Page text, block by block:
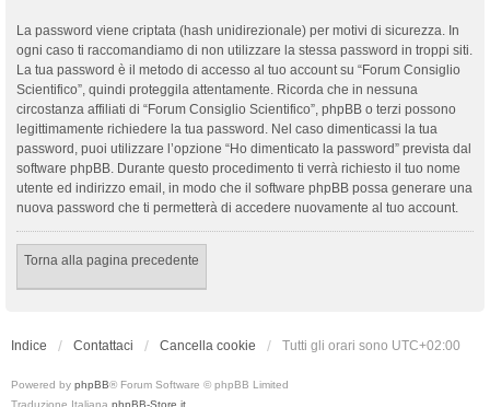
La password viene criptata (hash unidirezionale) per motivi di sicurezza. In
ogni caso ti raccomandiamo di non utilizzare la stessa password in troppi siti.
La tua password è il metodo di accesso al tuo account su “Forum Consiglio
Scientifico”, quindi proteggila attentamente. Ricorda che in nessuna
circostanza affiliati di “Forum Consiglio Scientifico”, phpBB o terzi possono
legittimamente richiedere la tua password. Nel caso dimenticassi la tua
password, puoi utilizzare l’opzione “Ho dimenticato la password” prevista dal
software phpBB. Durante questo procedimento ti verrà richiesto il tuo nome
utente ed indirizzo email, in modo che il software phpBB possa generare una
nuova password che ti permetterà di accedere nuovamente al tuo account.
Torna alla pagina precedente
Indice Contattaci Cancella cookie Tutti gli orari sono UTC+02:00
Powered by phpBB® Forum Software © phpBB Limited
Traduzione Italiana phpBB-Store.it